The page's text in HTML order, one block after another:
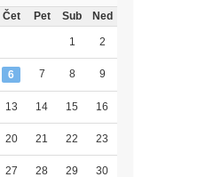
Čet Pet Sub Ned
1 2
6 7 8 9
13 14 15 16
20 21 22 23
27 28 29 30